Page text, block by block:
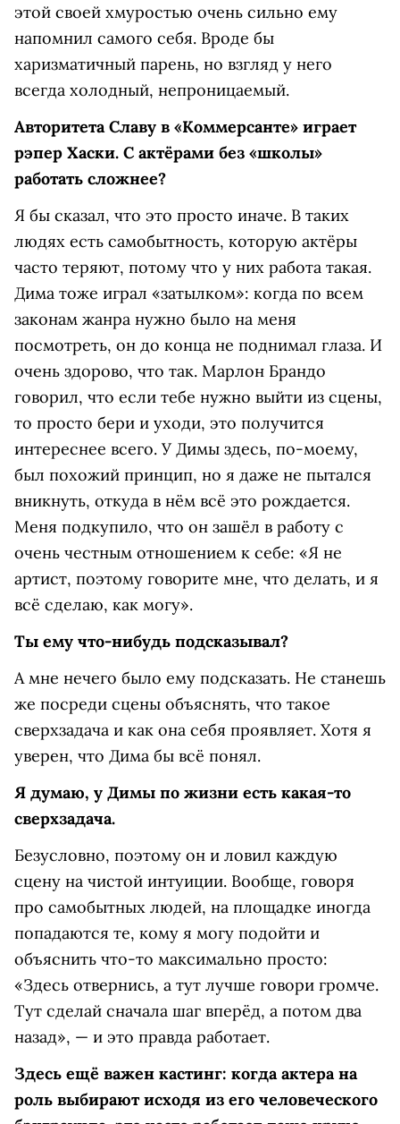
этой своей хмуростью очень сильно ему
напомнил самого себя. Вроде бы
харизматичный парень, но взгляд у него
всегда холодный, непроницаемый.
Авторитета Славу в «Коммерсанте» играет
рэпер Хаски. С актёрами без «школы»
работать сложнее?
Я бы сказал, что это просто иначе. В таких
людях есть самобытность, которую актёры
часто теряют, потому что у них работа такая.
Дима тоже играл «затылком»: когда по всем
законам жанра нужно было на меня
посмотреть, он до конца не поднимал глаза. И
очень здорово, что так. Марлон Брандо
говорил, что если тебе нужно выйти из сцены,
то просто бери и уходи, это получится
интереснее всего. У Димы здесь, по-моему,
был похожий принцип, но я даже не пытался
вникнуть, откуда в нём всё это рождается.
Меня подкупило, что он зашёл в работу с
очень честным отношением к себе: «Я не
артист, поэтому говорите мне, что делать, и я
всё сделаю, как могу».
Ты ему что-нибудь подсказывал?
А мне нечего было ему подсказать. Не станешь
же посреди сцены объяснять, что такое
сверхзадача и как она себя проявляет. Хотя я
уверен, что Дима бы всё понял.
Я думаю, у Димы по жизни есть какая-то
сверхзадача.
Безусловно, поэтому он и ловил каждую
сцену на чистой интуиции. Вообще, говоря
про самобытных людей, на площадке иногда
попадаются те, кому я могу подойти и
объяснить что-то максимально просто:
«Здесь отвернись, а тут лучше говори громче.
Тут сделай сначала шаг вперёд, а потом два
назад», — и это правда работает.
Здесь ещё важен кастинг: когда актера на
роль выбирают исходя из его человеческого